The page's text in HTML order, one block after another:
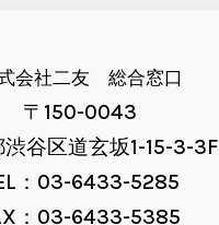
会社二友 総合窓口
〒150-0043
谷区道玄坂1-15-3-3F
：03-6433-5285
：03-6433-5385